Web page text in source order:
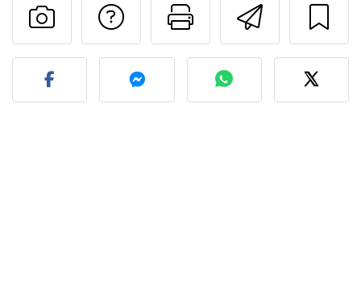
Imprima
Falar com o autor
Fez esta receita?